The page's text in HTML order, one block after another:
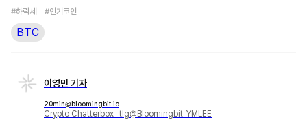
#하락세 #인기코인
BTC
이영민 기자
20min@bloomingbit.io
Crypto Chatterbox_ tlg@Bloomingbit_YMLEE